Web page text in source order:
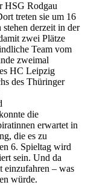
HSG Rodgau
treten sie um 16
derzeit in der
zwei Plätze
Team vom
zweimal
HC Leipzig
des Thüringer
die
erwartet in
die es zu
6. Spieltag wird
sein. Und da
einzufahren – was
würde.